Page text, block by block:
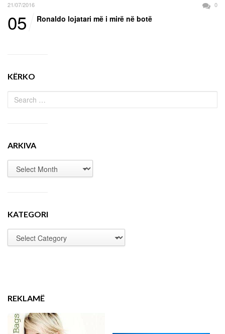
21/07/2016 0
05 Ronaldo lojatari më i mirë në botë
KËRKO
ARKIVA
KATEGORI
REKLAMË